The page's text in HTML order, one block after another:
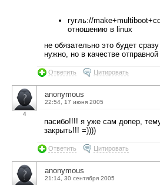
гугль://
отношению в linux
не обязательно это будет
нужно, но в качестве отправной
Ответить Цитировать
4
anonymous
22:54, 17 июня 2005
пасибо!!!! я уже сам допер,
закрыть!!! =))))
Ответить Цитировать
anonymous
21:14, 30 сентября 2005